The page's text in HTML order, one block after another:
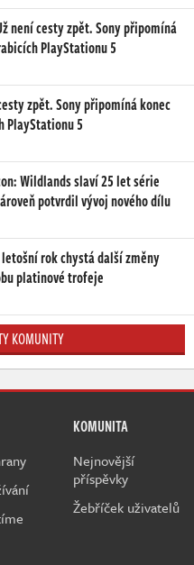
není cesty zpět. Sony připomíná
PlayStationu 5
zpět. Sony připomíná konec
PlayStationu 5
Wildlands slaví 25 let série
potvrdil vývoj nového dílu
rok chystá další změny
platinové trofeje
KOMUNITY
KOMUNITA
Nejnovější
příspěvky
Žebříček uživatelů